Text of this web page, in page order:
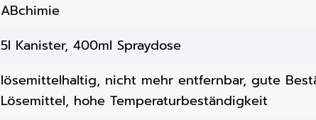
ABchimie
5l Kanister, 400ml Spraydose
lösemittelhaltig, nicht mehr entfernbar, gute
Lösemittel, hohe Temperaturbeständigkeit